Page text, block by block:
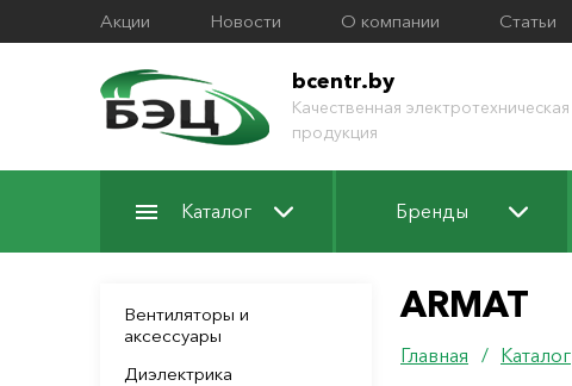
Акции Новости О компании Статьи
bcentr.by
Качественная электротехническая
продукция
Каталог Бренды
Вентиляторы и
аксессуары
Диэлектрика
ARMAT
Главная / Каталог